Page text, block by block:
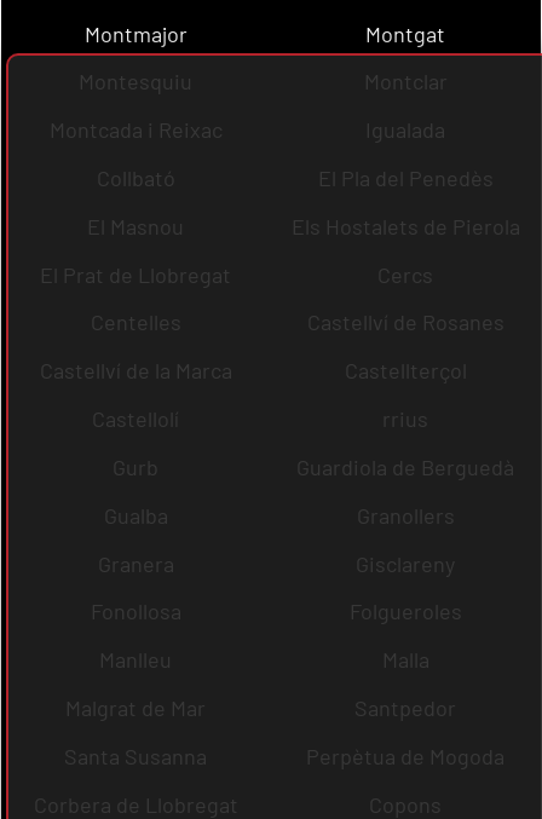
Montmajor
Montgat
Montesquiu
Montclar
Montcada i Reixac
Igualada
Collbató
El Pla del Penedès
El Masnou
Els Hostalets de Pierola
El Prat de Llobregat
Cercs
Centelles
Castellví de Rosanes
Castellví de la Marca
Castellterçol
Castellolí
rrius
Gurb
Guardiola de Berguedà
Gualba
Granollers
Granera
Gisclareny
Fonollosa
Folgueroles
Manlleu
Malla
Malgrat de Mar
Santpedor
Santa Susanna
Perpètua de Mogoda
Corbera de Llobregat
Copons